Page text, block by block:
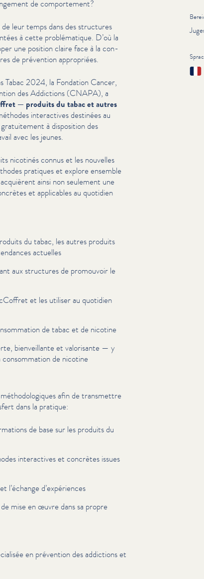
de com­porte­ment?
leur temps dans des structures
à cette prob­lé­ma­tique. D’où la
une position claire face à la con­
de prévention appropriées.
Tabac 2024, la Fondation Cancer,
des Addictions (CNAPA), a
— produits du tabac et autres
inter­ac­tives destinées au
à disposition des
avec les jeunes.
nicotinés connus et les nouvelles
pratiques et explore ensemble
ainsi non seulement une
et applicables au quotidien
du tabac, les autres produits
actuelles
aux structures de promouvoir le
et les utiliser au quotidien
de tabac et de nicotine
bien­veil­lante et valorisante — y
con­som­ma­tion de nicotine
afin de transmettre
dans la pratique:
de base sur les produits du
inter­ac­tives et concrètes issues
l’échange d’ex­péri­ences
mise en œuvre dans sa propre
en prévention des addictions et